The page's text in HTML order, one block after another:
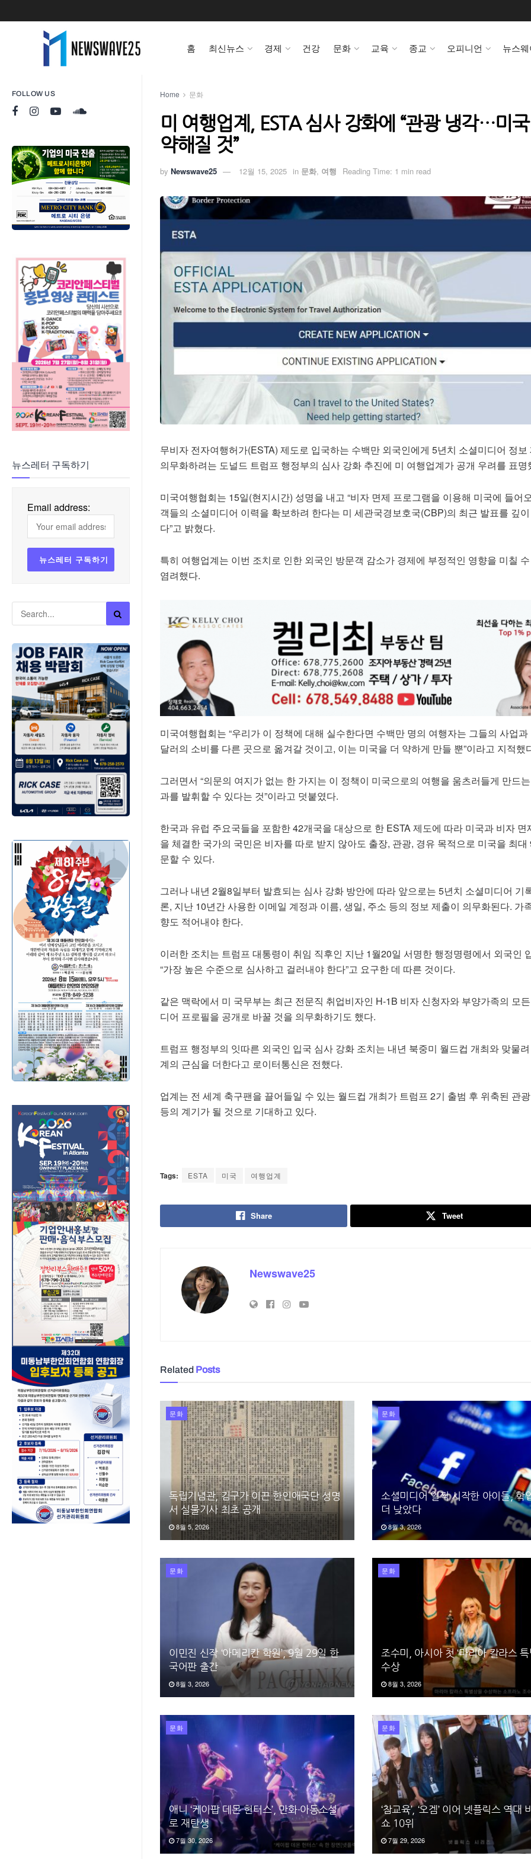
FOLLOW US
뉴스레터 구독하기
Email address:
홈 최신뉴스 경제 건강 문화 교육 종교 오피니언 뉴스
Home 문화
미 여행업계, ESTA 심사 강화에 “관광 냉각…미
약해질 것”
by Newswave25 12월 15, 2025 in 문화, 여행 Reading Time: 1 min read
무비자 전자여행허가(ESTA) 제도로 입국하는 수백만 외국인에게 5년치 소셜미디어 정보
의무화하려는 도널드 트럼프 행정부의 심사 강화 추진에 미 여행업계가 공개 우려를 표명
미국여행협회는 15일(현지시간) 성명을 내고 “비자 면제 프로그램을 이용해 미국에 들어
객들의 소셜미디어 이력을 확보하려 한다는 미 세관국경보호국(CBP)의 최근 발표를 깊
다”고 밝혔다.
특히 여행업계는 이번 조치로 인한 외국인 방문객 감소가 경제에 부정적인 영향을 미칠
염려했다.
미국여행협회는 “우리가 이 정책에 대해 실수한다면 수백만 명의 여행자는 그들의 사업
달러의 소비를 다른 곳으로 옮겨갈 것이고, 이는 미국을 더 약하게 만들 뿐”이라고 지적했
그러면서 “의문의 여지가 없는 한 가지는 이 정책이 미국으로의 여행을 움츠러들게 만드
과를 발휘할 수 있다는 것”이라고 덧붙였다.
한국과 유럽 주요국들을 포함한 42개국을 대상으로 한 ESTA 제도에 따라 미국과 비자 면
을 체결한 국가의 국민은 비자를 따로 받지 않아도 출장, 관광, 경유 목적으로 미국을 최대
문할 수 있다.
그러나 내년 2월8일부터 발효되는 심사 강화 방안에 따라 앞으로는 5년치 소셜미디어 기
론, 지난 10년간 사용한 이메일 계정과 이름, 생일, 주소 등의 정보 제출이 의무화된다. 가
향도 적어내야 한다.
이러한 조치는 트럼프 대통령이 취임 직후인 지난 1월20일 서명한 행정명령에서 외국인
“가장 높은 수준으로 심사하고 걸러내야 한다”고 요구한 데 따른 것이다.
같은 맥락에서 미 국무부는 최근 전문직 취업비자인 H-1B 비자 신청자와 부양가족의 모
디어 프로필을 공개로 바꿀 것을 의무화하기도 했다.
트럼프 행정부의 잇따른 외국인 입국 심사 강화 조치는 내년 북중미 월드컵 개최와 맞물
계의 근심을 더한다고 로이터통신은 전했다.
업계는 전 세계 축구팬을 끌어들일 수 있는 월드컵 개최가 트럼프 2기 출범 후 위축된 관
등의 계기가 될 것으로 기대하고 있다.
Tags: ESTA 미국 여행업계
Share Tweet
Newswave25
Related Posts
문화
독립기념관, 김구가 이끈 한인애국단 성명
서 실물기사 최초 공개
8월 5, 2026
문화
소셜미디어 일찍 시작한 아이들, 학
더 낮았다
8월 3, 2026
문화
이민진 신작 ‘아메리칸 학원’, 9월 29일 한
국어판 출간
8월 3, 2026
문화
조수미, 아시아 첫 ‘마리아 칼라스 특
수상
8월 3, 2026
문화
애니 ‘케이팝 데몬 헌터스’, 만화·아동소설
로 재탄생
7월 30, 2026
문화
‘참교육’, ‘오겜’ 이어 넷플릭스 역대
쇼 10위
7월 29, 2026